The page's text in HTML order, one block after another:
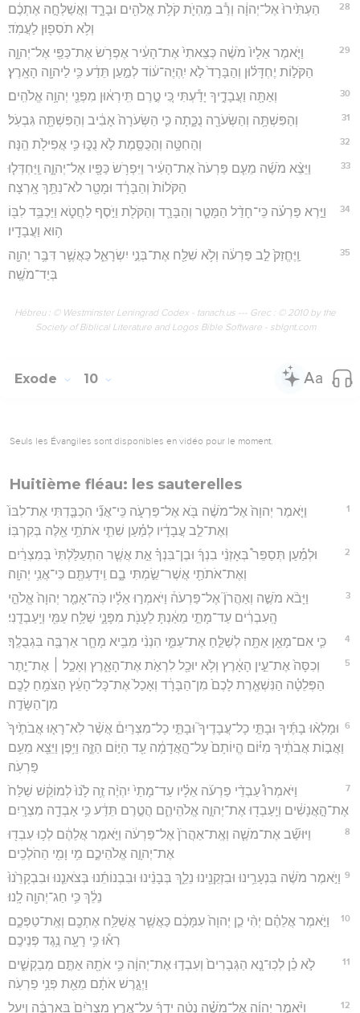
28
הַעְתִּ֙ירוּ֙ אֶל־יְהוָ֔ה וְרַ֕ב מִֽהְיֹ֛ת קֹלֹ֥ת אֱלֹהִ֖ים וּבָרָ֑ד וַאֲשַׁלְּחָ֣ה אֶתְכֶ֔ם
וְלֹ֥א תֹסִפ֖וּן לַעֲמֹֽד׃
29
וַיֹּ֤אמֶר אֵלָיו֙ מֹשֶׁ֔ה כְּצֵאתִי֙ אֶת־הָעִ֔יר אֶפְרֹ֥שׂ אֶת־כַּפַּ֖י אֶל־יְהוָ֑ה
הַקֹּל֣וֹת יֶחְדָּל֗וּן וְהַבָּרָד֙ לֹ֣א יִֽהְיֶה־ע֔וֹד לְמַ֣עַן תֵּדַ֔ע כִּ֥י לַיהוָ֖ה הָאָֽרֶץ׃
30 וְאַתָּ֖ה וַעֲבָדֶ֑יךָ יָדַ֕עְתִּי כִּ֚י טֶ֣רֶם תִּֽירְא֔וּן מִפְּנֵ֖י יְהוָ֥ה אֱלֹהִֽים׃
31 וְהַפִּשְׁתָּ֥ה וְהַשְּׂעֹרָ֖ה נֻכָּ֑תָה כִּ֤י הַשְּׂעֹרָה֙ אָבִ֔יב וְהַפִּשְׁתָּ֖ה גִּבְעֹֽל׃
32 וְהַחִטָּ֥ה וְהַכֻּסֶּ֖מֶת לֹ֣א נֻכּ֑וּ כִּ֥י אֲפִילֹ֖ת הֵֽנָּה׃
33
וַיֵּצֵ֨א מֹשֶׁ֜ה מֵעִ֤ם פַּרְעֹה֙ אֶת־הָעִ֔יר וַיִּפְרֹ֥שׂ כַּפָּ֖יו אֶל־יְהוָ֑ה וַֽיַּחְדְּל֤וּ
הַקֹּלוֹת֙ וְהַבָּרָ֔ד וּמָטָ֖ר לֹא־נִתַּ֥ךְ אָֽרְצָה׃
34
וַיַּ֣רְא פַּרְעֹ֗ה כִּֽי־חָדַ֨ל הַמָּטָ֧ר וְהַבָּרָ֛ד וְהַקֹּלֹ֖ת וַיֹּ֣סֶף לַחֲטֹ֑א וַיַּכְבֵּ֥ד לִבּ֖וֹ
ה֥וּא וַעֲבָדָֽיו׃
35
וַֽיֶּחֱזַק֙ לֵ֣ב פַּרְעֹ֔ה וְלֹ֥א שִׁלַּ֖ח אֶת־בְּנֵ֣י יִשְׂרָאֵ֑ל כַּאֲשֶׁ֛ר דִּבֶּ֥ר יְהוָ֖ה
בְּיַד־מֹשֶֽׁה׃
Hébreu : © Westminster Leningrad Codex - tanach.us --- Grec : © 2010 by the
Society of Biblical Literature and Logos Bible Software - sblgnt.com
Exode 10
Seuls les Évangiles sont disponibles en vidéo pour le moment.
Huitième fléau: les sauterelles
1
וַיֹּ֤אמֶר יְהוָה֙ אֶל־מֹשֶׁ֔ה בֹּ֖א אֶל־פַּרְעֹ֑ה כִּֽי־אֲנִ֞י הִכְבַּ֤דְתִּי אֶת־לִבּוֹ֙
וְאֶת־לֵ֣ב עֲבָדָ֔יו לְמַ֗עַן שִׁתִ֛י אֹתֹתַ֥י אֵ֖לֶּה בְּקִרְבּֽוֹ׃
2
וּלְמַ֡עַן תְּסַפֵּר֩ בְּאָזְנֵ֨י בִנְךָ֜ וּבֶן־בִּנְךָ֗ אֵ֣ת אֲשֶׁ֤ר הִתְעַלַּ֙לְתִּי֙ בְּמִצְרַ֔יִם
וְאֶת־אֹתֹתַ֖י אֲשֶׁר־שַׂ֣מְתִּי בָ֑ם וִֽידַעְתֶּ֖ם כִּי־אֲנִ֥י יְהוָֽה׃
3
וַיָּבֹ֨א מֹשֶׁ֣ה וְאַהֲרֹן֮ אֶל־פַּרְעֹה֒ וַיֹּאמְר֣וּ אֵלָ֗יו כֹּֽה־אָמַ֤ר יְהוָה֙ אֱלֹהֵ֣י
הָֽעִבְרִ֔ים עַד־מָתַ֣י מֵאַ֔נְתָּ לֵעָנֹ֖ת מִפָּנָ֑י שַׁלַּ֥ח עַמִּ֖י וְיַֽעַבְדֻֽנִי׃
4 כִּ֛י אִם־מָאֵ֥ן אַתָּ֖ה לְשַׁלֵּ֣חַ אֶת־עַמִּ֑י הִנְנִ֨י מֵבִ֥יא מָחָ֛ר אַרְבֶּ֖ה בִּגְבֻלֶֽךָ׃
5
וְכִסָּה֙ אֶת־עֵ֣ין הָאָ֔רֶץ וְלֹ֥א יוּכַ֖ל לִרְאֹ֣ת אֶת־הָאָ֑רֶץ וְאָכַ֣ל ׀ אֶת־יֶ֣תֶר
הַפְּלֵטָ֗ה הַנִּשְׁאֶ֤רֶת לָכֶם֙ מִן־הַבָּרָ֔ד וְאָכַל֙ אֶת־כָּל־הָעֵ֔ץ הַצֹּמֵ֥חַ לָכֶ֖ם
מִן־הַשָּׂדֶֽה׃
6
וּמָלְא֨וּ בָתֶּ֜יךָ וּבָתֵּ֣י כָל־עֲבָדֶיךָ֮ וּבָתֵּ֣י כָל־מִצְרַיִם֒ אֲשֶׁ֨ר לֹֽא־רָא֤וּ אֲבֹתֶ֙יךָ֙
וַאֲב֣וֹת אֲבֹתֶ֔יךָ מִיּ֗וֹם הֱיוֹתָם֙ עַל־הָ֣אֲדָמָ֔ה עַ֖ד הַיּ֣וֹם הַזֶּ֑ה וַיִּ֥פֶן וַיֵּצֵ֖א מֵעִ֥ם
פַּרְעֹֽה׃
7
וַיֹּאמְרוּ֩ עַבְדֵ֨י פַרְעֹ֜ה אֵלָ֗יו עַד־מָתַי֙ יִהְיֶ֨ה זֶ֥ה לָ֙נוּ֙ לְמוֹקֵ֔שׁ שַׁלַּח֙
אֶת־הָ֣אֲנָשִׁ֔ים וְיַֽעַבְד֖וּ אֶת־יְהוָ֣ה אֱלֹהֵיהֶ֑ם הֲטֶ֣רֶם תֵּדַ֔ע כִּ֥י אָבְדָ֖ה מִצְרָֽיִם׃
8
וַיּוּשַׁ֞ב אֶת־מֹשֶׁ֤ה וְאֶֽת־אַהֲרֹן֙ אֶל־פַּרְעֹ֔ה וַיֹּ֣אמֶר אֲלֵהֶ֔ם לְכ֥וּ עִבְד֖וּ
אֶת־יְהוָ֣ה אֱלֹהֵיכֶ֑ם מִ֥י וָמִ֖י הַהֹלְכִֽים׃
9 וַיֹּ֣אמֶר מֹשֶׁ֔ה בִּנְעָרֵ֥ינוּ וּבִזְקֵנֵ֖ינוּ נֵלֵ֑ךְ בְּבָנֵ֨ינוּ וּבִבְנוֹתֵ֜נוּ בְּצֹאנֵ֤נוּ וּבִבְקָרֵ֙נוּ֙
נֵלֵ֔ךְ כִּ֥י חַג־יְהוָ֖ה לָֽנוּ׃
10
וַיֹּ֣אמֶר אֲלֵהֶ֗ם יְהִ֨י כֵ֤ן יְהוָה֙ עִמָּכֶ֔ם כַּאֲשֶׁ֛ר אֲשַׁלַּ֥ח אֶתְכֶ֖ם וְאֶֽת־טַפְּכֶ֑ם
רְא֕וּ כִּ֥י רָעָ֖ה נֶ֥גֶד פְּנֵיכֶֽם׃
11
לֹ֣א כֵ֗ן לְכֽוּ־נָ֤א הַגְּבָרִים֙ וְעִבְד֣וּ אֶת־יְהוָ֔ה כִּ֥י אֹתָ֖הּ אַתֶּ֣ם מְבַקְשִׁ֑ים
וַיְגָ֣רֶשׁ אֹתָ֔ם מֵאֵ֖ת פְּנֵ֥י פַרְעֹֽה׃
12 וַיֹּ֨אמֶר יְהוָ֜ה אֶל־מֹשֶׁ֗ה נְטֵ֨ה יָדְךָ֜ עַל־אֶ֤רֶץ מִצְרַ֙יִם֙ בָּֽאַרְבֶּ֔ה וְיַ֖עַל